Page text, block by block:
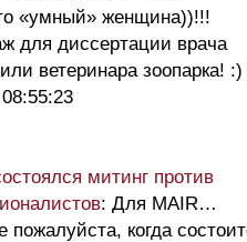
«умный» женщина))!!!
для диссертации врача
или ветеринара
митинг против
: Для MAIR…
пожалуйста, когда